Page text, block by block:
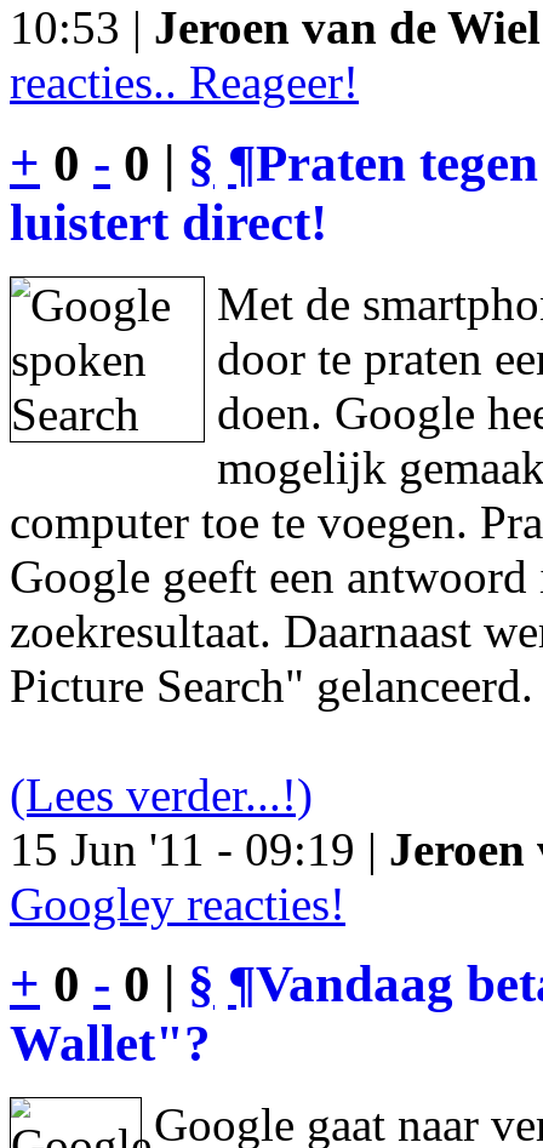
10:53 | Jeroen van de Wiel
reacties.. Reageer!
+ 0 - 0 | § ¶Praten
luistert direct!
Met de
door te praten
doen. Google
mogelijk
computer toe te voegen.
Google geeft een
zoekresultaat. Daarnaast
Picture Search" gelanceerd.
(Lees verder...!)
15 Jun '11 - 09:19 | Jeroen
Googley reacties!
+ 0 - 0 | § ¶Vandaag
Wallet"?
Google gaat naar